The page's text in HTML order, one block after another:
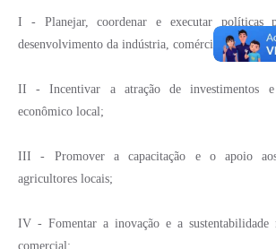
I - Planejar, coordenar e executar políticas
desenvolvimento da indústria, comércio e
II - Incentivar a atração de investimentos e
econômico local;
III - Promover a capacitação e o apoio aos
agricultores locais;
IV - Fomentar a inovação e a
comercial;